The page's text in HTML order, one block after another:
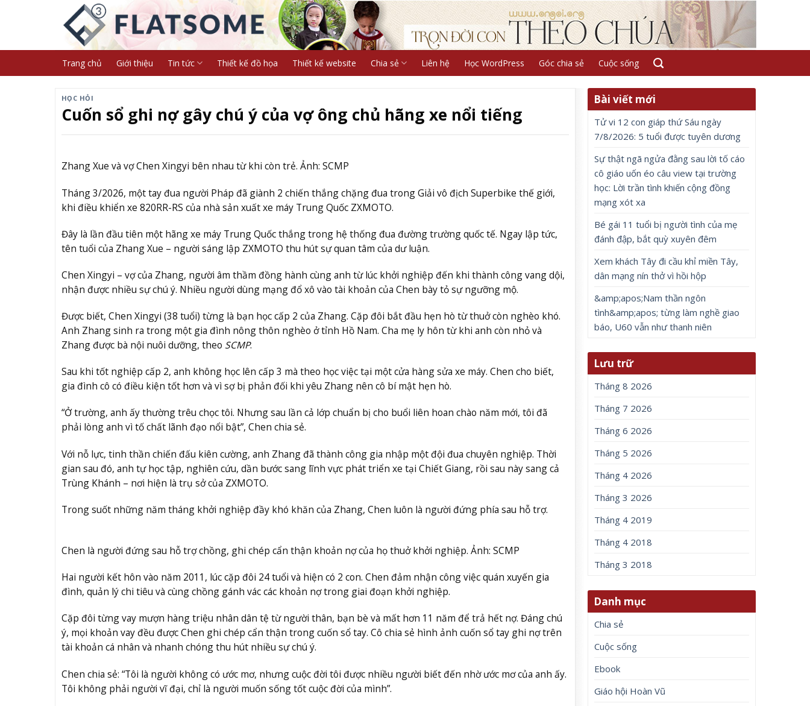
Trang chủ Giới thiệu Tin tức Thiết kế đồ họa Thiết kế website Chia sẻ Liên hệ Học WordPress Góc chia sẻ Cuộc sống
HỌC HỎI
Cuốn sổ ghi nợ gây chú ý của vợ ông chủ hãng xe nổi tiếng
Zhang Xue và vợ Chen Xingyi bên nhau từ khi còn trẻ. Ảnh: SCMP
Tháng 3/2026, một tay đua người Pháp đã giành 2 chiến thắng chặng đua trong Giải vô địch Superbike thế giới,
khi điều khiển xe 820RR-RS của nhà sản xuất xe máy Trung Quốc ZXMOTO.
Đây là lần đầu tiên một hãng xe máy Trung Quốc thắng trong hệ thống đua đường trường quốc tế. Ngay lập tức,
tên tuổi của Zhang Xue – người sáng lập ZXMOTO thu hút sự quan tâm của dư luận.
Chen Xingyi – vợ của Zhang, người âm thầm đồng hành cùng anh từ lúc khởi nghiệp đến khi thành công vang dội,
nhận được nhiều sự chú ý. Nhiều người dùng mạng đổ xô vào tài khoản của Chen bày tỏ sự ngưỡng mộ.
Được biết, Chen Xingyi (38 tuổi) từng là bạn học cấp 2 của Zhang. Cặp đôi bắt đầu hẹn hò từ thuở còn nghèo khó.
Anh Zhang sinh ra trong một gia đình nông thôn nghèo ở tỉnh Hồ Nam. Cha mẹ ly hôn từ khi anh còn nhỏ và
Zhang được bà nội nuôi dưỡng, theo SCMP.
Sau khi tốt nghiệp cấp 2, anh không học lên cấp 3 mà theo học việc tại một cửa hàng sửa xe máy. Chen cho biết,
gia đình cô có điều kiện tốt hơn và vì sợ bị phản đối khi yêu Zhang nên cô bí mật hẹn hò.
“Ở trường, anh ấy thường trêu chọc tôi. Nhưng sau lần cả lớp chuẩn bị cho buổi liên hoan chào năm mới, tôi đã
phải lòng anh vì tố chất lãnh đạo nổi bật”, Chen chia sẻ.
Với nỗ lực, tinh thần chiến đấu kiên cường, anh Zhang đã thành công gia nhập một đội đua chuyên nghiệp. Thời
gian sau đó, anh tự học tập, nghiên cứu, dần bước sang lĩnh vực phát triển xe tại Chiết Giang, rồi sau này sang cả
Trùng Khánh – nơi hiện là trụ sở của ZXMOTO.
Trong suốt những năm tháng khởi nghiệp đầy khó khăn của Zhang, Chen luôn là người đứng phía sau hỗ trợ.
Chen là người đứng sau hỗ trợ chồng, ghi chép cẩn thận khoản nợ của họ thuở khởi nghiệp. Ảnh: SCMP
Hai người kết hôn vào năm 2011, lúc cặp đôi 24 tuổi và hiện có 2 con. Chen đảm nhận công việc quán xuyến gia
đình, quản lý chi tiêu và cùng chồng gánh vác các khoản nợ trong giai đoạn khởi nghiệp.
Cặp đôi từng vay mượn hàng triệu nhân dân tệ từ người thân, bạn bè và mất hơn 11 năm để trả hết nợ. Đáng chú
ý, mọi khoản vay đều được Chen ghi chép cẩn thận trong cuốn sổ tay. Cô chia sẻ hình ảnh cuốn sổ tay ghi nợ trên
tài khoản cá nhân và nhanh chóng thu hút nhiều sự chú ý.
Chen chia sẻ: “Tôi là người không có ước mơ, nhưng cuộc đời tôi được nhiều người biết đến nhờ ước mơ của anh ấy.
Tôi không phải người vĩ đại, chỉ là người muốn sống tốt cuộc đời của mình”.
Bài viết mới
Tử vi 12 con giáp thứ Sáu ngày
7/8/2026: 5 tuổi được tuyên dương
Sự thật ngã ngửa đằng sau lời tố cáo
cô giáo uốn éo câu view tại trường
học: Lời trần tình khiến cộng đồng
mạng xót xa
Bé gái 11 tuổi bị người tình của mẹ
đánh đập, bắt quỳ xuyên đêm
Xem khách Tây đi cầu khỉ miền Tây,
dân mạng nín thở vì hồi hộp
&amp;apos;Nam thần ngôn
tình&amp;apos; từng làm nghề giao
báo, U60 vẫn như thanh niên
Lưu trữ
Tháng 8 2026
Tháng 7 2026
Tháng 6 2026
Tháng 5 2026
Tháng 4 2026
Tháng 3 2026
Tháng 4 2019
Tháng 4 2018
Tháng 3 2018
Danh mục
Chia sẻ
Cuộc sống
Ebook
Giáo hội Hoàn Vũ